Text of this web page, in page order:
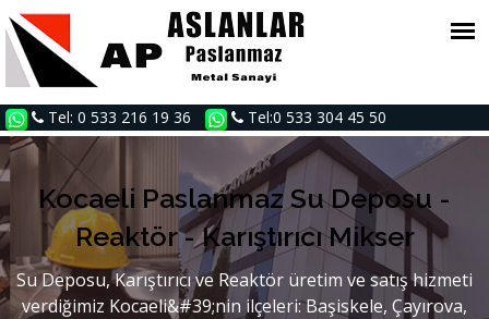
Tel: 0 533 216 19 36 Tel:0 533 304 45 50
Kocaeli Paslanmaz Su Deposu -
Reaktör - Karıştırıcı Mikser
Su Deposu, Karıştırıcı ve Reaktör üretim ve satış hizmeti
verdiğimiz Kocaeli&#39;nin ilçeleri: Başiskele, Çayırova,